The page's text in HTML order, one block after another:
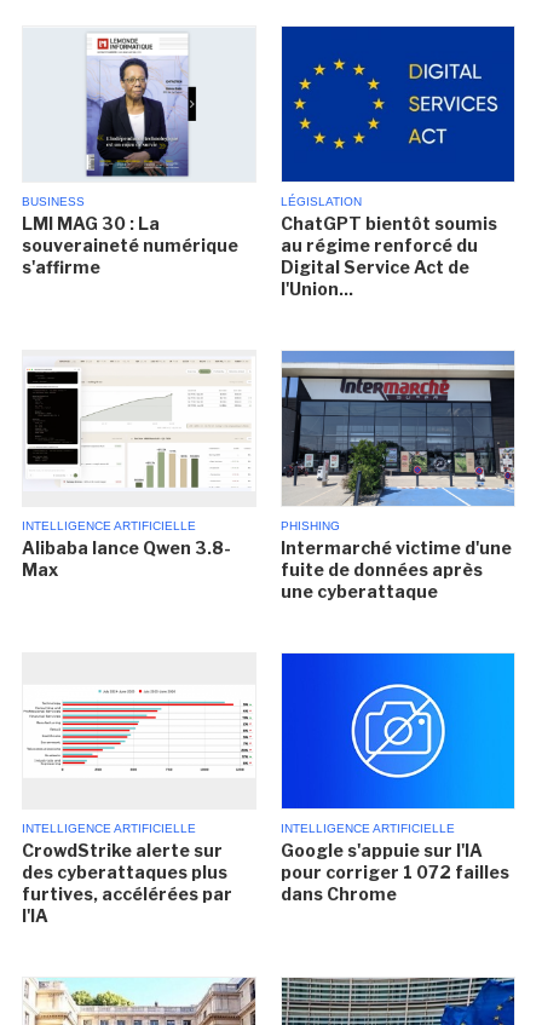
BUSINESS
LMI MAG 30 : La
souveraineté numérique
s'affirme
LÉGISLATION
ChatGPT bientôt soumis
au régime renforcé du
Digital Service Act de
l'Union...
INTELLIGENCE ARTIFICIELLE
Alibaba lance Qwen 3.8-
Max
PHISHING
Intermarché victime d'une
fuite de données après
une cyberattaque
INTELLIGENCE ARTIFICIELLE
CrowdStrike alerte sur
des cyberattaques plus
furtives, accélérées par
l'IA
INTELLIGENCE ARTIFICIELLE
Google s'appuie sur l'IA
pour corriger 1 072 failles
dans Chrome